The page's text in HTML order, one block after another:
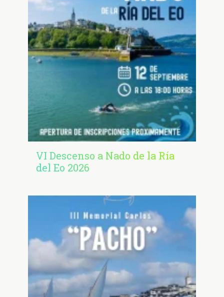
VI Descenso a Nado de la Ría
del Eo 2026